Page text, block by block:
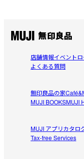
店舗情報イベント
よくある質問
無印良品の家
MUJI BOOKSMUJI
MUJI アプリカタロ
Tax-free Services